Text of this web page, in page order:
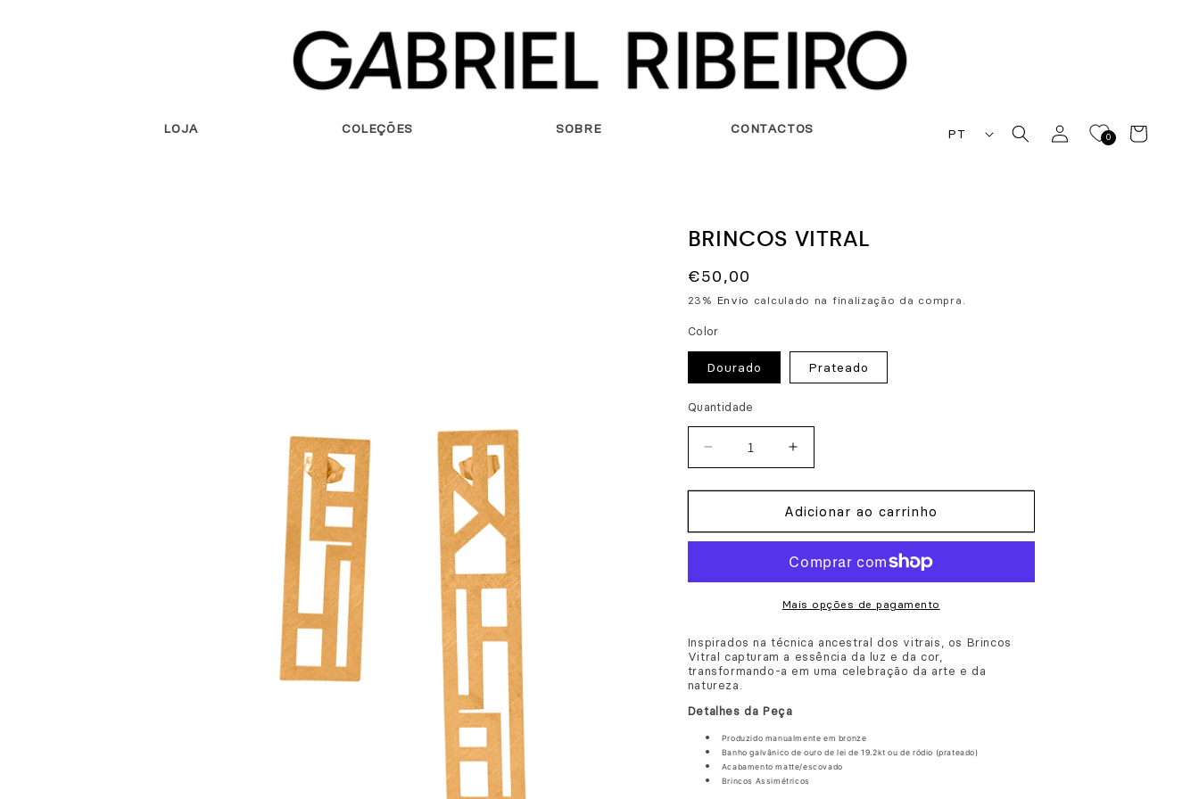
LOJA COLEÇÕES SOBRE CONTACTOS PT
Iniciar
sessão
0Carrinho
BRINCOS VITRAL
Preço
normal
€50,00
23% Envio calculado na finalização da compra.
Color
Dourado Prateado
Quantidade
Diminuir
quantidade
Brincos
Aumentar
quantidade
de
Brincos
Vitral
Adicionar ao carrinho
Mais opções de pagamento
Inspirados na técnica ancestral dos vitrais, os Brincos
Vitral capturam a essência da luz e da cor,
transformando-a em uma celebração da arte e da
natureza.
Detalhes da Peça
Produzido manualmente em bronze
Banho galvânico de ouro de lei de 19.2kt ou de ródio (prateado)
Acabamentomatte/escovado
Brincos Assimétricos